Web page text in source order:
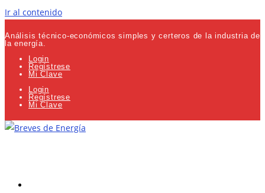
Ir al contenido
Análisis técnico-económicos simples y certeros de la industria de
la energía.
Login
Regístrese
Mi Clave
Login
Regístrese
Mi Clave